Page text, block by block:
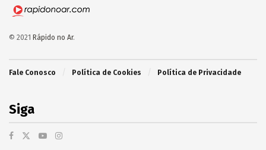
© 2021 Rápido no Ar.
Fale Conosco Política de Cookies Política de Privacidade
Siga